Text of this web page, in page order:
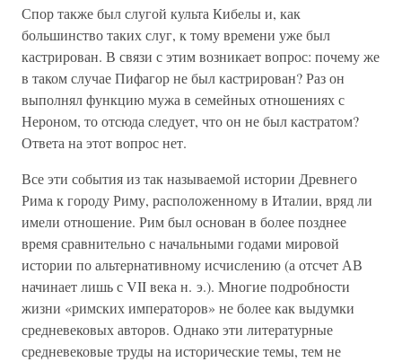
Спор также был слугой культа Кибелы и, как
большинство таких слуг, к тому времени уже был
кастрирован. В связи с этим возникает вопрос: почему же
в таком случае Пифагор не был кастрирован? Раз он
выполнял функцию мужа в семейных отношениях с
Нероном, то отсюда следует, что он не был кастратом?
Ответа на этот вопрос нет.
Все эти события из так называемой истории Древнего
Рима к городу Риму, расположенному в Италии, вряд ли
имели отношение. Рим был основан в более позднее
время сравнительно с начальными годами мировой
истории по альтернативному исчислению (а отсчет АВ
начинает лишь с VII века н. э.). Многие подробности
жизни «римских императоров» не более как выдумки
средневековых авторов. Однако эти литературные
средневековые труды на исторические темы, тем не